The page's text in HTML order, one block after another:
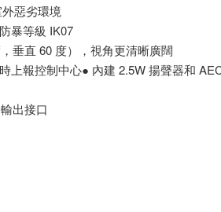
惡劣環境
暴等級 IK07
垂直 60 度），視角更清晰廣闊
上報控制中心● 內建 2.5W 揚聲器和
出接口